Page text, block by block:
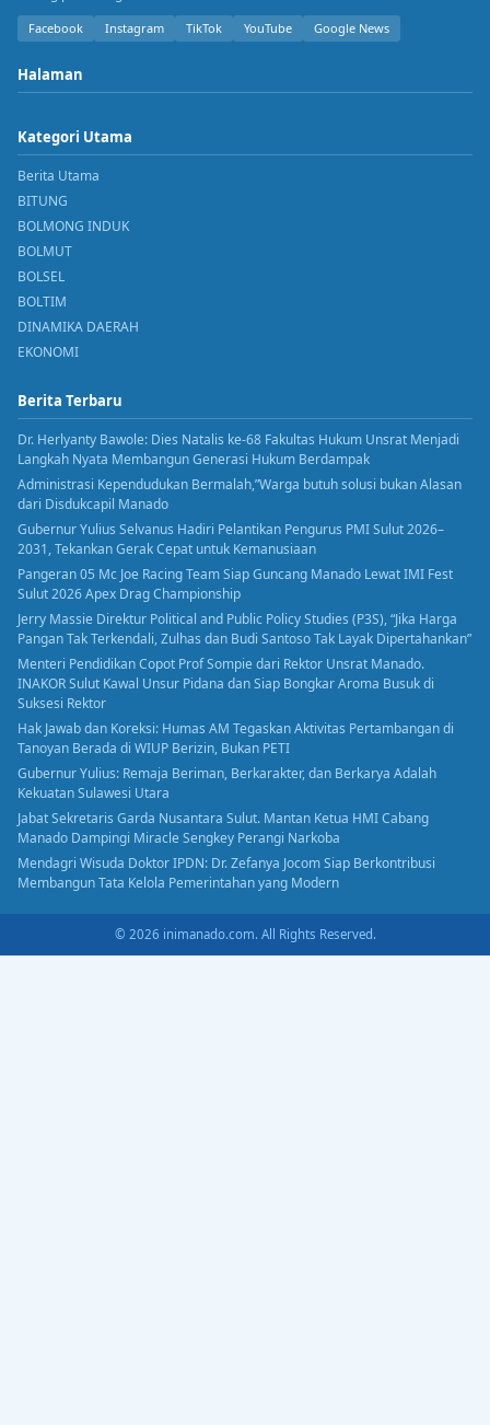
Facebook Instagram TikTok YouTube Google News
Halaman
Kategori Utama
Berita Utama
BITUNG
BOLMONG INDUK
BOLMUT
BOLSEL
BOLTIM
DINAMIKA DAERAH
EKONOMI
Berita Terbaru
Dr. Herlyanty Bawole: Dies Natalis ke-68 Fakultas Hukum Unsrat Menjadi
Langkah Nyata Membangun Generasi Hukum Berdampak
Administrasi Kependudukan Bermalah,”Warga butuh solusi bukan Alasan
dari Disdukcapil Manado
Gubernur Yulius Selvanus Hadiri Pelantikan Pengurus PMI Sulut 2026–
2031, Tekankan Gerak Cepat untuk Kemanusiaan
Pangeran 05 Mc Joe Racing Team Siap Guncang Manado Lewat IMI Fest
Sulut 2026 Apex Drag Championship
Jerry Massie Direktur Political and Public Policy Studies (P3S), “Jika Harga
Pangan Tak Terkendali, Zulhas dan Budi Santoso Tak Layak Dipertahankan”
Menteri Pendidikan Copot Prof Sompie dari Rektor Unsrat Manado.
INAKOR Sulut Kawal Unsur Pidana dan Siap Bongkar Aroma Busuk di
Suksesi Rektor
Hak Jawab dan Koreksi: Humas AM Tegaskan Aktivitas Pertambangan di
Tanoyan Berada di WIUP Berizin, Bukan PETI
Gubernur Yulius: Remaja Beriman, Berkarakter, dan Berkarya Adalah
Kekuatan Sulawesi Utara
Jabat Sekretaris Garda Nusantara Sulut. Mantan Ketua HMI Cabang
Manado Dampingi Miracle Sengkey Perangi Narkoba
Mendagri Wisuda Doktor IPDN: Dr. Zefanya Jocom Siap Berkontribusi
Membangun Tata Kelola Pemerintahan yang Modern
© 2026 inimanado.com. All Rights Reserved.